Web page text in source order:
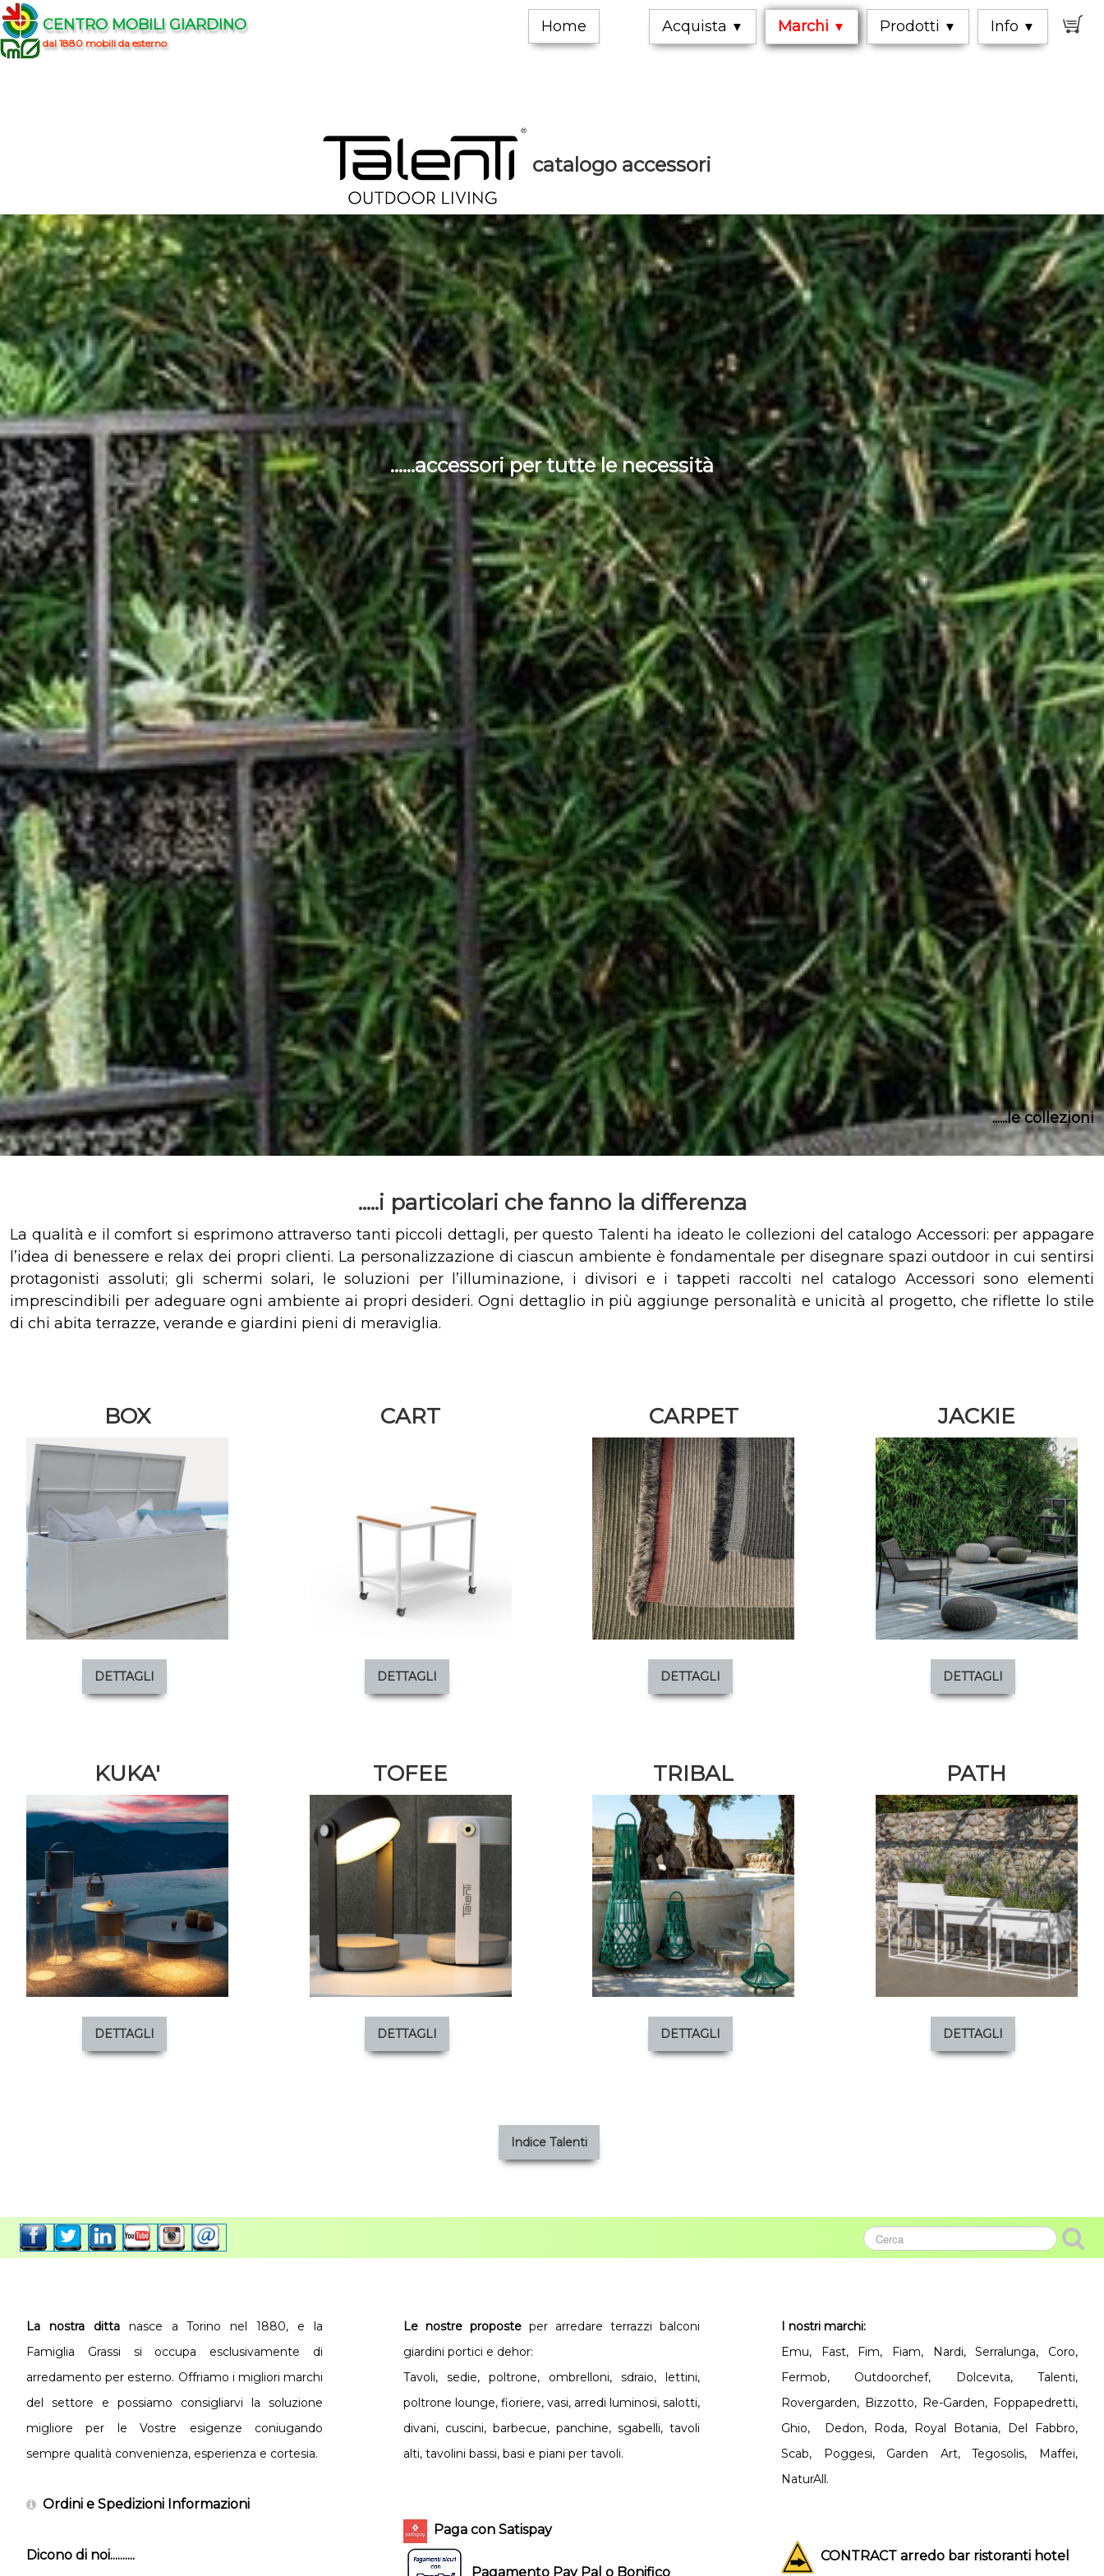
CENTRO MOBILI GIARDINO
dal 1880 mobili da esterno
Home Acquista ▼ Marchi ▼ Prodotti ▼ Info ▼
catalogo accessori
......accessori per tutte le necessità
......le collezioni
.....i particolari che fanno la differenza
La qualità e il comfort si esprimono attraverso tanti piccoli dettagli, per questo Talenti ha ideato le collezioni del catalogo Accessori: per appagare
l’idea di benessere e relax dei propri clienti. La personalizzazione di ciascun ambiente è fondamentale per disegnare spazi outdoor in cui sentirsi
protagonisti assoluti; gli schermi solari, le soluzioni per l’illuminazione, i divisori e i tappeti raccolti nel catalogo Accessori sono elementi
imprescindibili per adeguare ogni ambiente ai propri desideri. Ogni dettaglio in più aggiunge personalità e unicità al progetto, che riflette lo stile
di chi abita terrazze, verande e giardini pieni di meraviglia.
BOX
DETTAGLI
CART
DETTAGLI
CARPET
DETTAGLI
JACKIE
DETTAGLI
KUKA'
DETTAGLI
TOFEE
DETTAGLI
TRIBAL
DETTAGLI
PATH
DETTAGLI
Indice Talenti
La nostra dittanasce a Torino nel 1880, e la
Famiglia Grassi si occupa esclusivamente di
arredamento per esterno. Offriamo i migliori marchi
del settore e possiamo consigliarvi la soluzione
migliore per le Vostre esigenze coniugando
sempre qualità convenienza, esperienza e cortesia.
Ordini e Spedizioni Informazioni
Dicono di noi..........
Le nostre proposte per arredare terrazzi balconi
giardini portici e dehor:
Tavoli, sedie, poltrone, ombrelloni, sdraio, lettini,
poltrone lounge, fioriere, vasi, arredi luminosi, salotti,
divani, cuscini, barbecue, panchine, sgabelli, tavoli
alti, tavolini bassi, basi e piani per tavoli.
Paga con Satispay
Pagamento Pay Pal o Bonifico
I nostri marchi:
Emu, Fast, Fim, Fiam, Nardi, Serralunga, Coro,
Fermob, Outdoorchef, Dolcevita, Talenti,
Rovergarden, Bizzotto, Re-Garden, Foppapedretti,
Ghio, Dedon, Roda, Royal Botania, Del Fabbro,
Scab, Poggesi, Garden Art, Tegosolis, Maffei,
NaturAll.
CONTRACT arredo bar ristoranti hotel